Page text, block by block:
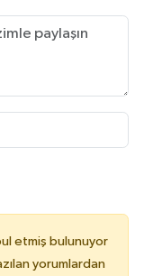
etmiş bulunuyor
yorumlardan